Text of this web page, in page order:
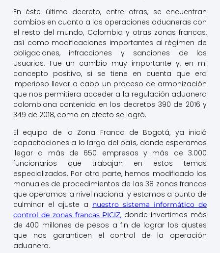
En éste último decreto, entre otras, se encuentran
cambios en cuanto a las operaciones aduaneras con
el resto del mundo, Colombia y otras zonas francas,
así como modificaciones importantes al régimen de
obligaciones, infracciones y sanciones de los
usuarios. Fue un cambio muy importante y, en mi
concepto positivo, si se tiene en cuenta que era
imperioso llevar a cabo un proceso de armonización
que nos permitiera acceder a la regulación aduanera
colombiana contenida en los decretos 390 de 2016 y
349 de 2018, como en efecto se logró.
El equipo de la Zona Franca de Bogotá, ya inició
capacitaciones a lo largo del país, donde esperamos
llegar a más de 650 empresas y más de 3.000
funcionarios que trabajan en estos temas
especializados. Por otra parte, hemos modificado los
manuales de procedimientos de las 38 zonas francas
que operamos a nivel nacional y estamos a punto de
culminar el ajuste a nuestro sistema informático de
control de zonas francas PICIZ, donde invertimos más
de 400 millones de pesos a fin de lograr los ajustes
que nos garanticen el control de la operación
aduanera.